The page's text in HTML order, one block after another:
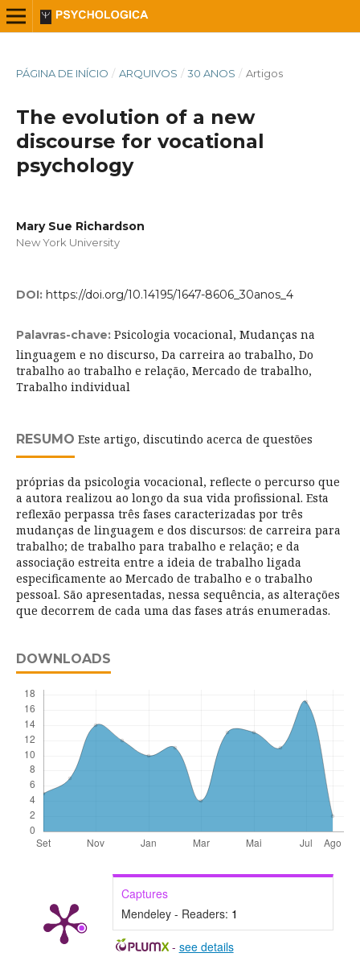
PÁGINA DE INÍCIO / ARQUIVOS / 30 ANOS / Artigos
The evolution of a new
discourse for vocational
psychology
Mary Sue Richardson
New York University
DOI: https://doi.org/10.14195/1647-8606_30anos_4
Palavras-chave: Psicologia vocacional, Mudanças na
linguagem e no discurso, Da carreira ao trabalho, Do
trabalho ao trabalho e relação, Mercado de trabalho,
Trabalho individual
RESUMO Este artigo, discutindo acerca de questões
próprias da psicologia vocacional, reflecte o percurso que
a autora realizou ao longo da sua vida profissional. Esta
reflexão perpassa três fases caracterizadas por três
mudanças de linguagem e dos discursos: de carreira para
trabalho; de trabalho para trabalho e relação; e da
associação estreita entre a ideia de trabalho ligada
especificamente ao Mercado de trabalho e o trabalho
pessoal. São apresentadas, nessa sequência, as alterações
que decorrem de cada uma das fases atrás enumeradas.
DOWNLOADS
Captures
Mendeley - Readers: 1
- see details